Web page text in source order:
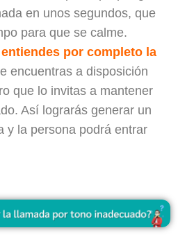
en unos segundos, que
para que se calme.
por completo la
encuentras a disposición
que lo invitas a mantener
Así lograrás generar un
y la persona podrá entrar